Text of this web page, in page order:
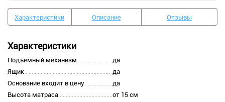
Характеристики Описание Отзывы
Характеристики
Подъемный механизм
да
Ящик
да
Основание входит в цену
да
Высота матраса
от 15 см